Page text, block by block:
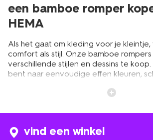
een bamboe romper
HEMA
Als het gaat om kleding voor je kleintje,
comfort als stijl. Onze bamboe rompers
verschillende stijlen en dessins te
bent naar eenvoudige effen kleuren,
bamboe romper die bij de stijl van je
baby trui.
vind een winkel